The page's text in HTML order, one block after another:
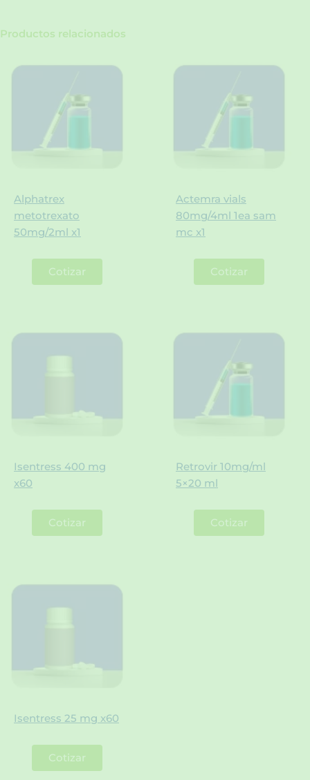
Productos relacionados
Alphatrex
metotrexato
50mg/2ml x1
Cotizar
Actemra vials
80mg/4ml 1ea sam
mc x1
Cotizar
Isentress 400 mg
x60
Cotizar
Retrovir 10mg/ml
5×20 ml
Cotizar
Isentress 25 mg x60
Cotizar